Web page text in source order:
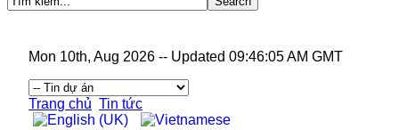
Mon 10th, Aug 2026 -- Updated 09:46:05 AM GMT
Trang chủ Tin tức